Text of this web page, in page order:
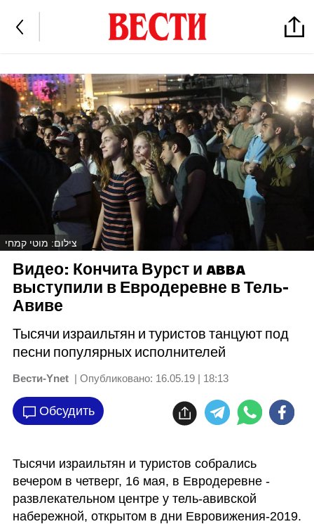
צילום: מוטי קמחי
Видео: Кончита Вурст и ABBA
выступили в Евродеревне в Тель-
Авиве
Тысячи израильтян и туристов танцуют под
песни популярных исполнителей
Вести-Ynet | Опубликовано: 16.05.19 | 18:13
Обсудить
Тысячи израильтян и туристов собрались
вечером в четверг, 16 мая, в Евродеревне -
развлекательном центре у тель-авивской
набережной, открытом в дни Евровижения-2019.